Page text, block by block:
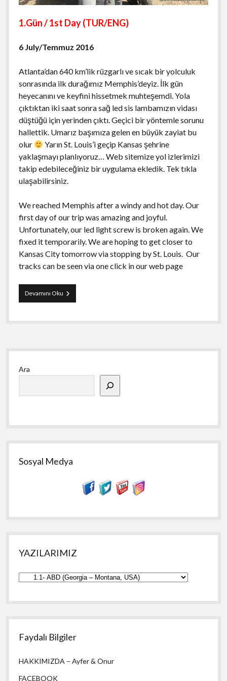
Destin Gezisi
Fort Myers Gezisi
Key West Gezi Rehberi
Miami Gezi ve Seyahat Rehberi
Miami’deki Festivaller
Naples Gezisi
Panama City Beach Gezi Notları
Saint Augustine Gezi Notları
Sanibel Island Gezisi
2014 Cherohala Skyway Gezisi
Asheville Gezi Notları
Cherokee Gezisi
Raleigh-Durham-Chapel Hill Gezisi
Las Vegas Gezi Rehberi
NEW JERSEY menüyü
New Jersey Gezi ve Yaşam Rehberi
NEW YORK menüyü
New York City Gezi Rehberi
S. CAROLİNA
Greenville Gezisi
Hilton Head Island
aç
2013 Deals Gap Gezisi
2014 Memphis Gezisi
Chattanooga Gezisi
Gatlinburg Gezisi
Jack Daniels Gezisi
Nashville Gezisi
TEXAS menüyü
aç
Austin Gezisi
Dallas Gezisi
Houston Gezi Notları
WASHINGTON menüyü
aç
Seattle Gezi Rehberi
WASHINGTON DC menüyü
Washington DC Gezi Rehberi
Playa del Carmen
San Blas
San Cristobal de las Casas
Tequila
Tulum
Tula – Pachuca
Pok-A-Tok
Atina Akropolisi
Akropolis Müzesi
Elafonisos Adası
Epidavros Gezisi
Monemvasia Gezisi
Edessa
Evia Adası
Ioannina (Yanya)
Meteora Gezisi
Parga
Selanik
Yunanistan Yaşam
Yunan Mutfağı
Yunanistan Motosiklet Rotaları
1.Gün / 1st Day (TUR/ENG)
6 July/Temmuz 2016
Atlanta’dan 640 km’lik rüzgarlı ve sıcak bir yolculuk
sonrasında ilk durağımız Memphis’deyiz. İlk gün
heyecanını ve keyfini hissetmek muhteşemdi. Yola
çıktıktan iki saat sonra sağ led sis lambamızın vidası
düştüğü için yerinden çıktı. Geçici bir yöntemle sorunu
hallettik. Umarız başımıza gelen en büyük zayiat bu
olur
Yarın St. Louis’i geçip Kansas şehrine
yaklaşmayı planlıyoruz… Web sitemize yol izlerimizi
takip edebileceğiniz bir uygulama ekledik. Tek tıkla
ulaşabilirsiniz.
We reached Memphis after a windy and hot day. Our
first day of our trip was amazing and joyful.
Unfortunately, our led light screw is broken again. We
fixed it temporarily. We are hoping to get closer to
Kansas City tomorrow via stopping by St. Louis. Our
tracks can be seen via one click in our web page
Devamını OkuGeorgia
–
Yan
Menü
Ara
Sosyal Medya
YAZILARIMIZ
YAZILARIMIZ
Faydalı Bilgiler
HAKKIMIZDA – Ayfer & Onur
FACEBOOK